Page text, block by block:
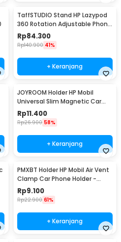
TaffSTUDIO Stand HP Lazypod
360 Rotation Adjustable Phone
Holder - GH027
Rp84.300
Rp140.900 41%
+ Keranjang
JOYROOM Holder HP Mobil
Universal Slim Magnetic Car
Phone Holder - F6
Rp11.400
Rp26.900 58%
+ Keranjang
PMXBT Holder HP Mobil Air Vent
Clamp Car Phone Holder -
YC001
Rp9.100
Rp22.900 61%
+ Keranjang